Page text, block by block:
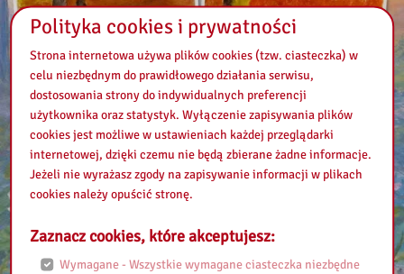
Polityka cookies i prywatności
Strona internetowa używa plików cookies (tzw. ciasteczka) w
celu niezbędnym do prawidłowego działania serwisu,
dostosowania strony do indywidualnych preferencji
użytkownika oraz statystyk. Wyłączenie zapisywania plików
cookies jest możliwe w ustawieniach każdej przeglądarki
internetowej, dzięki czemu nie będą zbierane żadne informacje.
Jeżeli nie wyrażasz zgody na zapisywanie informacji w plikach
cookies należy opuścić stronę.
Zaznacz cookies, które akceptujesz:
Wymagane - Wszystkie wymagane ciasteczka niezbędne